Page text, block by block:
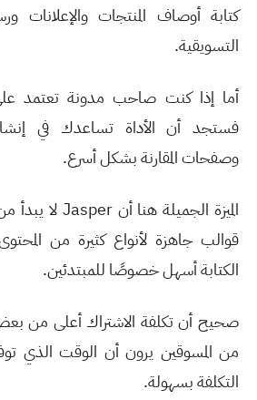
كتابة أوصاف المنتجات والإعلانات
التسويقية.
أما إذا كنت صاحب مدونة تعتمد
فستجد أن الأداة تساعدك في
وصفحات المقارنة بشكل أسرع.
الميزة الجميلة هنا أن Jasperلا يبدأ
قوالب جاهزة لأنواع كثيرة من
الكتابة أسهل خصوصًا للمبتدئين.
صحيح أن تكلفة الاشتراك أعلى من بعض
من المسوقين يرون أن الوقت الذي
التكلفة بسهولة.